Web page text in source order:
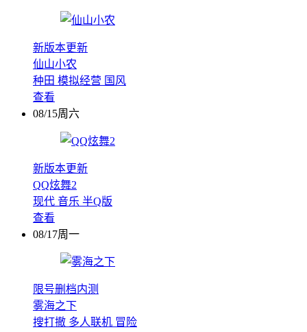
新版本更新
仙山小农
种田 模拟经营 国风
查看
08/15周六
新版本更新
QQ炫舞2
现代 音乐 半Q版
查看
08/17周一
限号删档内测
雾海之下
搜打撤 多人联机 冒险